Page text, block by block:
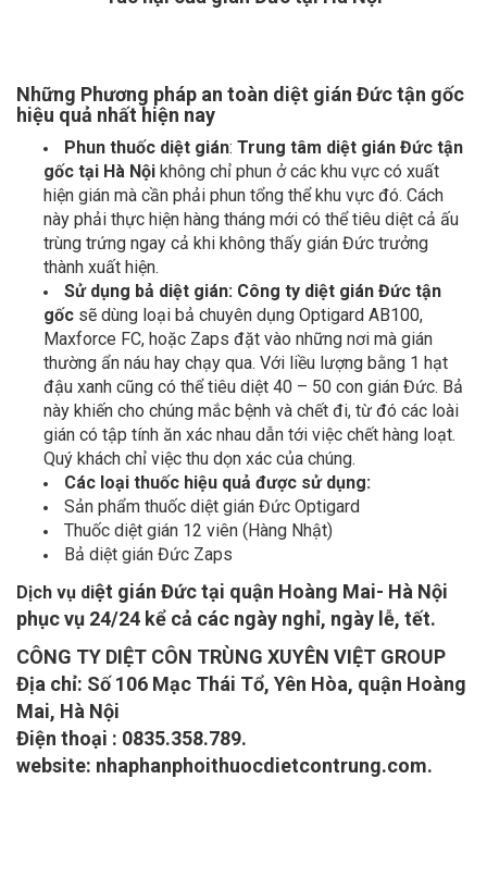
Những Phương pháp an toàn diệt gián Đức tận gốc
hiệu quả nhất hiện nay
Phun thuốc diệt gián Trung tâm
diệt gián Đức tận
gốc tại Hà Nội không chỉ phun ở các khu vực có xuất
hiện gián mà cần phải phun tổng thể khu vực đó. Cách
này phải thực hiện hàng tháng mới có thể tiêu diệt cả ấu
trùng trứng ngay cả khi không thấy gián Đức trưởng
thành xuất hiện.
Sử dụng bả diệt gián:
Công ty diệt gián Đức tận
gốcsẽ dùng loại bả chuyên dụng Optigard AB100,
Maxforce FC, hoặc Zaps đặt vào những nơi mà gián
thường ẩn náu hay chạy qua. Với liều lượng bằng 1 hạt
đậu xanh cũng có thể tiêu diệt 40 – 50 con gián Đức. Bả
này khiến cho chúng mắc bệnh và chết đi, từ đó các loài
gián có tập tính ăn xác nhau dẫn tới việc chết hàng loạt.
Quý khách chỉ việc thu dọn xác của chúng.
Các loại thuốc hiệu quả được sử dụng:
Sản phẩm thuốc diệt gián Đức Optigard
Thuốc diệt gián 12 viên (Hàng Nhật)
Bả diệt gián Đức Zaps
Dịch vụ diệt gián Đức tại quận Hoàng Mai- Hà Nội
phục vụ 24/24 kể cả các ngày nghỉ, ngày lễ, tết.
CÔNG TY DIỆT CÔN TRÙNG XUYÊN VIỆT GROUP
Địa chỉ: Số 106 Mạc Thái Tổ, Yên Hòa, quận Hoàng
Mai, Hà Nội
Điện thoại : 0835.358.789.
website: nhaphanphoithuocdietcontrung.com.